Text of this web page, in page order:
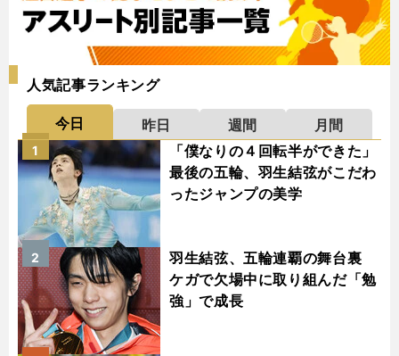
人気記事ランキング
今日 昨日 週間
月間
「僕なりの４回転半ができた」
最後の五輪、羽生結弦がこだわ
ったジャンプの美学
1
羽生結弦、五輪連覇の舞台裏
ケガで欠場中に取り組んだ「勉
強」で成長
2